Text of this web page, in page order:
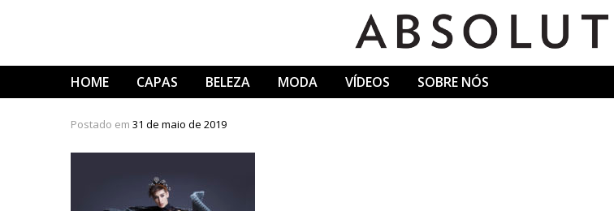
HOME CAPAS BELEZA MODA VÍDEOS SOBRE NÓS
Postado em 31 de maio de 2019